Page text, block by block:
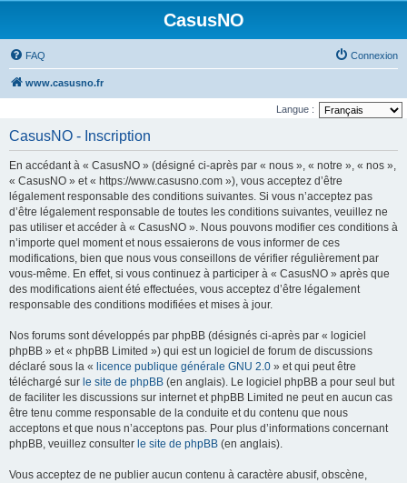
CasusNO
FAQ Connexion
www.casusno.fr
Langue :
CasusNO - Inscription
En accédant à « CasusNO » (désigné ci-après par « nous », « notre », « nos »,
« CasusNO » et « https://www.casusno.com »), vous acceptez d’être
légalement responsable des conditions suivantes. Si vous n’acceptez pas
d’être légalement responsable de toutes les conditions suivantes, veuillez ne
pas utiliser et accéder à « CasusNO ». Nous pouvons modifier ces conditions à
n’importe quel moment et nous essaierons de vous informer de ces
modifications, bien que nous vous conseillons de vérifier régulièrement par
vous-même. En effet, si vous continuez à participer à « CasusNO » après que
des modifications aient été effectuées, vous acceptez d’être légalement
responsable des conditions modifiées et mises à jour.
Nos forums sont développés par phpBB (désignés ci-après par « logiciel
phpBB » et « phpBB Limited ») qui est un logiciel de forum de discussions
déclaré sous la « licence publique générale GNU 2.0 » et qui peut être
téléchargé sur le site de phpBB (en anglais). Le logiciel phpBB a pour seul but
de faciliter les discussions sur internet et phpBB Limited ne peut en aucun cas
être tenu comme responsable de la conduite et du contenu que nous
acceptons et que nous n’acceptons pas. Pour plus d’informations concernant
phpBB, veuillez consulter le site de phpBB (en anglais).
Vous acceptez de ne publier aucun contenu à caractère abusif, obscène,